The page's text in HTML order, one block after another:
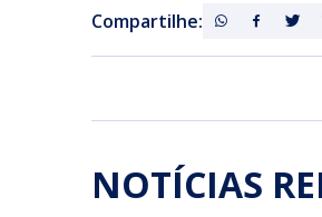
Compartilhe:
NOTÍCIAS